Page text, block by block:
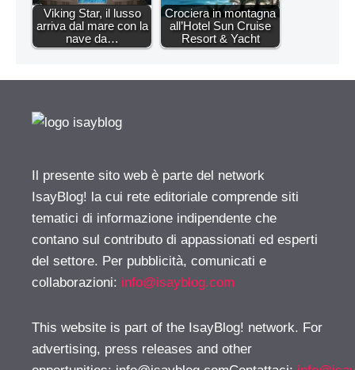
Viking Star, il lusso
arriva dal mare con la
nave da…
Crociera in montagna
all’Hotel Sun Cruise
Resort & Yacht
Il presente sito web è parte del network
IsayBlog! la cui rete editoriale comprende siti
tematici di informazione indipendente che
contano sul contributo di appassionati ed esperti
del settore. Per pubblicità, comunicati e
collaborazioni: info@isayblog.com
This website is part of the IsayBlog! network. For
advertising, press releases and other